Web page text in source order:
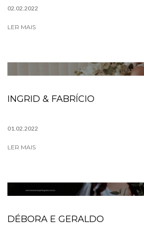
02.02.2022
LER MAIS
INGRID & FABRÍCIO
01.02.2022
LER MAIS
DÉBORA E GERALDO